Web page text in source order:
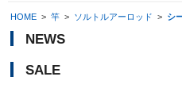
HOME > 竿 > ソルトルアーロッド > シ
NEWS
SALE